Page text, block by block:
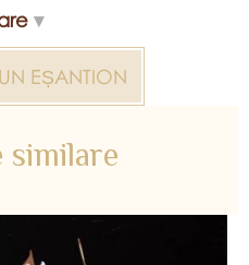
EȘANTION
similare